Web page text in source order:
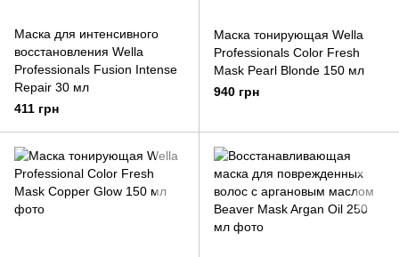
Маска для интенсивного
восстановления Wella
Professionals Fusion Intense
Repair 30 мл
411 грн
Маска тонирующая Wella
Professionals Color Fresh
Mask Pearl Blonde 150 мл
940 грн